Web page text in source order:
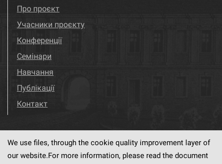
Про проєкт
Учасники проєкту
Конференції
Семінари
Навчання
Публікації
Контакт
Facebook
We use files, through the cookie quality improvement layer of
our website.For more information, please read the document